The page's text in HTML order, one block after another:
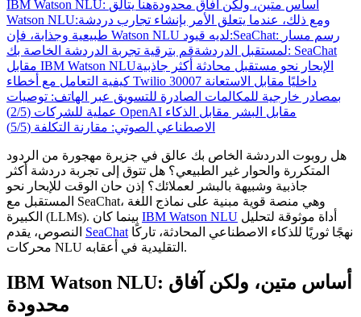
IBM Watson NLU: أساس متين، ولكن آفاق محدودةهنا يتألق
Watson NLU:ومع ذلك، عندما يتعلق الأمر بإنشاء تجارب دردشة
طبيعية وجذابة، فإن Watson NLU لديه قيود:SeaChat: رسم مسار
لمستقبل الدردشةقم بترقية تجربة الدردشة الخاصة بك: SeaChat
مقابل IBM Watson NLUالإبحار نحو مستقبل محادثة أكثر جاذبية
كيفية التعامل مع أخطاء Twilio 30007 داخليًا مقابل الاستعانة
بمصادر خارجية للمكالمات الصادرة للتسويق عبر الهاتف: توصيات
OpenAI مقابل البشر مقابل الذكاء
الاصطناعي الصوتي: مقارنة التكلفة (5/5)
هل روبوت الدردشة الخاص بك عالق في جزيرة مهجورة من الردود
المتكررة والحوار غير الطبيعي؟ هل تتوق إلى تجربة دردشة أكثر
جاذبية وشبيهة بالبشر لعملائك؟ إذن حان الوقت للإبحار نحو
المستقبل مع SeaChat، وهي منصة قوية مبنية على نماذج اللغة
IBM Watson NLU
SeaChat
محركات NLU التقليدية في أعقابه.
IBM Watson NLU: أساس متين، ولكن آفاق
محدودة